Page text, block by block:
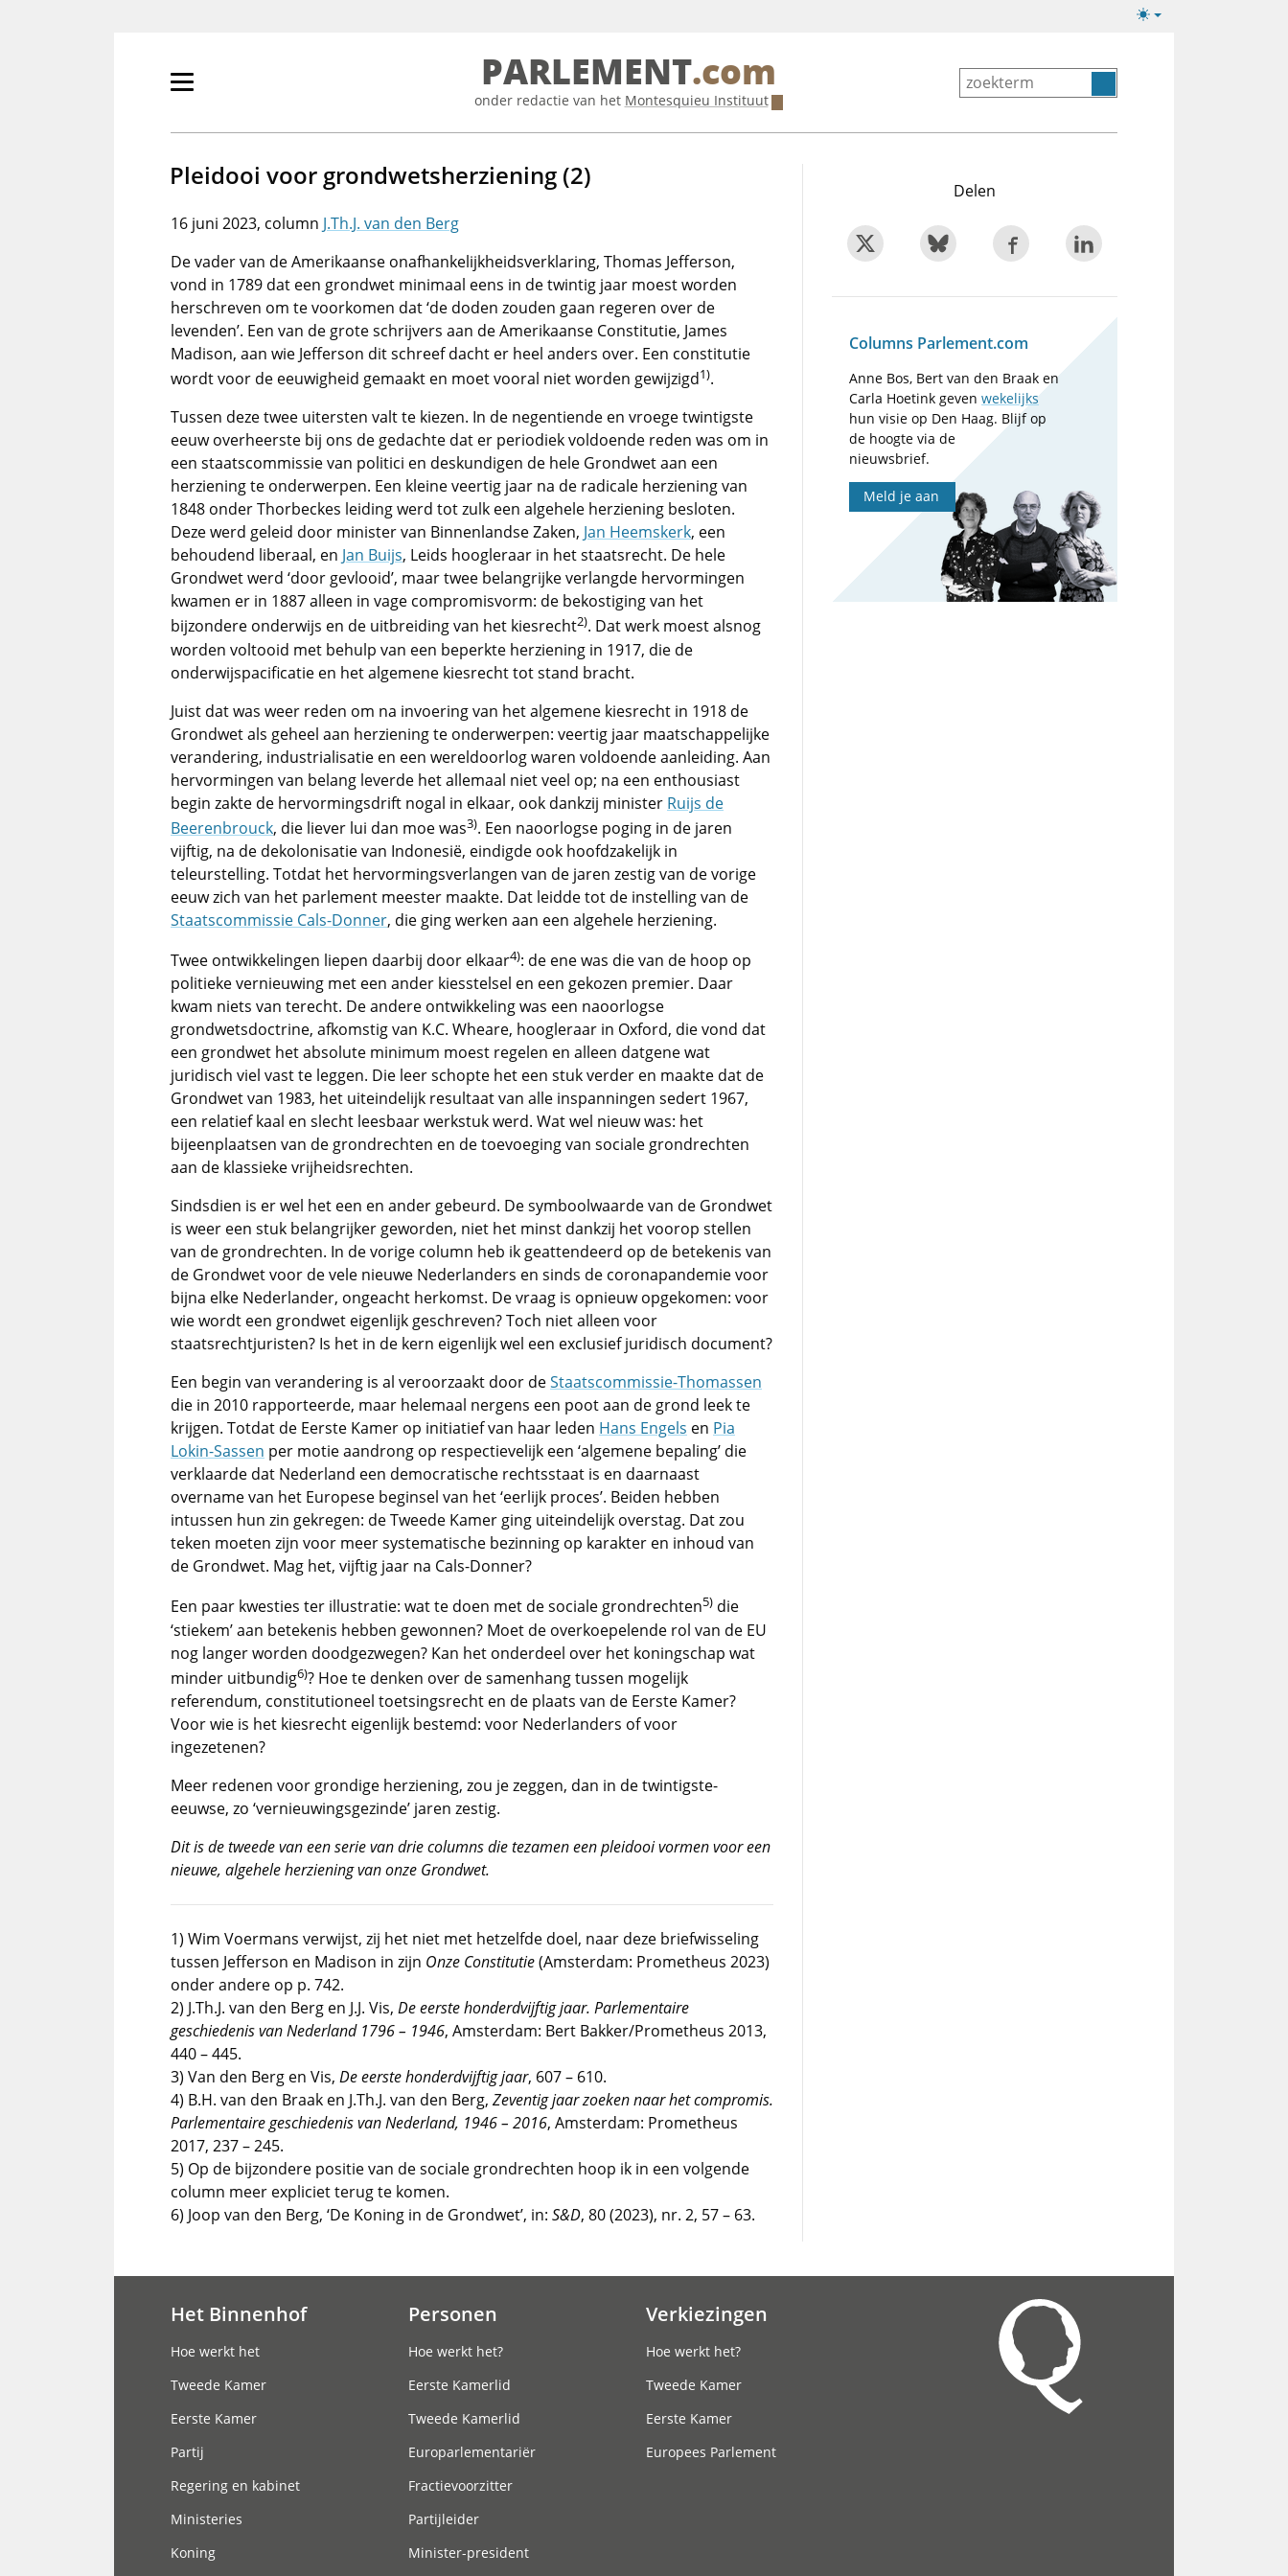
Lichte/donkere
Primair
tonen/verbergen
PARLEMENT.com
onder redactie van het Montesquieu Instituut
Pleidooi voor grondwetsherziening (2)
16 juni 2023
J.Th.J. van den Berg
De vader van de Amerikaanse onafhankelijkheidsverklaring, Thomas Jefferson,
vond in 1789 dat een grondwet minimaal eens in de twintig jaar moest worden
herschreven om te voorkomen dat ‘de doden zouden gaan regeren over de
levenden’. Een van de grote schrijvers aan de Amerikaanse Constitutie, James
Madison, aan wie Jefferson dit schreef dacht er heel anders over. Een constitutie
wordt voor de eeuwigheid gemaakt en moet vooral niet worden gewijzigd1).
Tussen deze twee uitersten valt te kiezen. In de negentiende en vroege twintigste
eeuw overheerste bij ons de gedachte dat er periodiek voldoende reden was om in
een staatscommissie van politici en deskundigen de hele Grondwet aan een
herziening te onderwerpen. Een kleine veertig jaar na de radicale herziening van
1848 onder Thorbeckes leiding werd tot zulk een algehele herziening besloten.
Deze werd geleid door minister van Binnenlandse Zaken, Jan Heemskerk, een
behoudend liberaal, en Jan Buijs, Leids hoogleraar in het staatsrecht. De hele
Grondwet werd ‘door gevlooid’, maar twee belangrijke verlangde hervormingen
kwamen er in 1887 alleen in vage compromisvorm: de bekostiging van het
bijzondere onderwijs en de uitbreiding van het kiesrecht2). Dat werk moest alsnog
worden voltooid met behulp van een beperkte herziening in 1917, die de
onderwijspacificatie en het algemene kiesrecht tot stand bracht.
Juist dat was weer reden om na invoering van het algemene kiesrecht in 1918 de
Grondwet als geheel aan herziening te onderwerpen: veertig jaar maatschappelijke
verandering, industrialisatie en een wereldoorlog waren voldoende aanleiding. Aan
hervormingen van belang leverde het allemaal niet veel op; na een enthousiast
begin zakte de hervormingsdrift nogal in elkaar, ook dankzij minister Ruijs de
Beerenbrouck, die liever lui dan moe was3). Een naoorlogse poging in de jaren
vijftig, na de dekolonisatie van Indonesië, eindigde ook hoofdzakelijk in
teleurstelling. Totdat het hervormingsverlangen van de jaren zestig van de vorige
eeuw zich van het parlement meester maakte. Dat leidde tot de instelling van de
Staatscommissie Cals-Donner, die ging werken aan een algehele herziening.
Twee ontwikkelingen liepen daarbij door elkaar4): de ene was die van de hoop op
politieke vernieuwing met een ander kiesstelsel en een gekozen premier. Daar
kwam niets van terecht. De andere ontwikkeling was een naoorlogse
grondwetsdoctrine, afkomstig van K.C. Wheare, hoogleraar in Oxford, die vond dat
een grondwet het absolute minimum moest regelen en alleen datgene wat
juridisch viel vast te leggen. Die leer schopte het een stuk verder en maakte dat de
Grondwet van 1983, het uiteindelijk resultaat van alle inspanningen sedert 1967,
een relatief kaal en slecht leesbaar werkstuk werd. Wat wel nieuw was: het
bijeenplaatsen van de grondrechten en de toevoeging van sociale grondrechten
aan de klassieke vrijheidsrechten.
Sindsdien is er wel het een en ander gebeurd. De symboolwaarde van de Grondwet
is weer een stuk belangrijker geworden, niet het minst dankzij het voorop stellen
van de grondrechten. In de vorige column heb ik geattendeerd op de betekenis van
de Grondwet voor de vele nieuwe Nederlanders en sinds de coronapandemie voor
bijna elke Nederlander, ongeacht herkomst. De vraag is opnieuw opgekomen: voor
wie wordt een grondwet eigenlijk geschreven? Toch niet alleen voor
staatsrechtjuristen? Is het in de kern eigenlijk wel een exclusief juridisch document?
Een begin van verandering is al veroorzaakt door deStaatscommissie-Thomassen
die in 2010 rapporteerde, maar helemaal nergens een poot aan de grond leek te
krijgen. Totdat de Eerste Kamer op initiatief van haar leden Hans Engels en Pia
Lokin-Sassen per motie aandrong op respectievelijk een ‘algemene bepaling’ die
verklaarde dat Nederland een democratische rechtsstaat is en daarnaast
overname van het Europese beginsel van het ‘eerlijk proces’. Beiden hebben
intussen hun zin gekregen: de Tweede Kamer ging uiteindelijk overstag. Dat zou
teken moeten zijn voor meer systematische bezinning op karakter en inhoud van
de Grondwet. Mag het, vijftig jaar na Cals-Donner?
Een paar kwesties ter illustratie: wat te doen met de sociale grondrechten5) die
‘stiekem’ aan betekenis hebben gewonnen? Moet de overkoepelende rol van de EU
nog langer worden doodgezwegen? Kan het onderdeel over het koningschap wat
minder uitbundig6)? Hoe te denken over de samenhang tussen mogelijk
referendum, constitutioneel toetsingsrecht en de plaats van de Eerste Kamer?
Voor wie is het kiesrecht eigenlijk bestemd: voor Nederlanders of voor
ingezetenen?
Meer redenen voor grondige herziening, zou je zeggen, dan in de twintigste-
eeuwse, zo ‘vernieuwingsgezinde’ jaren zestig.
Dit is de tweede van een serie van drie columns die tezamen een pleidooi vormen voor een
nieuwe, algehele herziening van onze Grondwet.
1) Wim Voermans verwijst, zij het niet met hetzelfde doel, naar deze briefwisseling
tussen Jefferson en Madison in zijn Onze Constitutie(Amsterdam: Prometheus 2023)
onder andere op p. 742.
2) J.Th.J. van den Berg en J.J. Vis, De eerste honderdvijftig jaar. Parlementaire
geschiedenis van Nederland 1796 – 1946, Amsterdam: Bert Bakker/Prometheus 2013,
440 – 445.
3) Van den Berg en Vis, De eerste honderdvijftig jaar, 607 – 610.
4) B.H. van den Braak en J.Th.J. van den Berg, Zeventig jaar zoeken naar het compromis.
Parlementairegeschiedenis van Nederland, 1946 – 2016, Amsterdam: Prometheus
2017, 237 – 245.
5) Op de bijzondere positie van de sociale grondrechten hoop ik in een volgende
column meer expliciet terug te komen.
6) Joop van den Berg, ‘De Koning in de Grondwet’, in: S&D, 80 (2023), nr. 2, 57 – 63.
Delen
Columns Parlement.com
Anne Bos, Bert van den Braak en
Carla Hoetink gevenwekelijks
hun visie op Den Haag. Blijf op
de hoogte via de
nieuwsbrief.
Meld je aan
Het Binnenhof
Hoe werkt het
Tweede Kamer
Eerste Kamer
Partij
Regering en kabinet
Ministeries
Koning
Personen
Hoe werkt het?
Eerste Kamerlid
Tweede Kamerlid
Europarlementariër
Fractievoorzitter
Partijleider
Minister-president
Verkiezingen
Hoe werkt het?
Tweede Kamer
Eerste Kamer
Europees Parlement